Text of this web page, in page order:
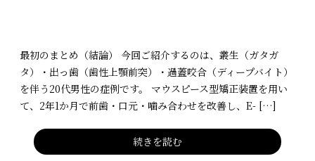
最初のまとめ（結論） 今回ご紹介するのは、叢生（ガタガ
タ）・出っ歯（歯性上顎前突）・過蓋咬合（ディープバイト）
を伴う20代男性の症例です。 マウスピース型矯正装置を用い
て、2年1か月で前歯・口元・噛み合わせを改善し、E- […]
続きを読む